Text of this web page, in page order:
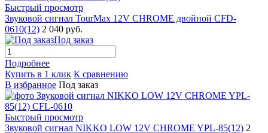
Быстрый просмотр
Звуковой сигнал TourMax 12V CHROME двойной CFD-
0610(12) 2 040 руб.
Под заказ
Подробнее
Купить в 1 клик К сравнению
В избранное Под заказ
Быстрый просмотр
Звуковой сигнал NIKKO LOW 12V CHROME YPL-85(12) 2